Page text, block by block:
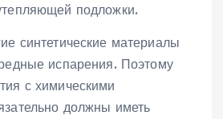
подложки.
синтетические материалы
испарения. Поэтому
с химическими
должны иметь